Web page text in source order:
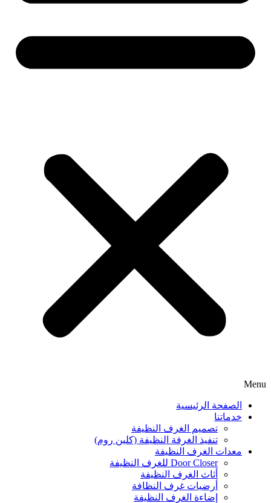
Menu
الصفحة الرئيسية
خدماتنا
تصميم الغرف النظيفة
تنفيذ الغرفة النظيفة (كلين روم)
معدات الغرف النظيفة
Door Closer للغرف النظيفة
أثاث الغرف النظيفة
أرضيات غرف النظافة
إضاءة الغرف النظيفة